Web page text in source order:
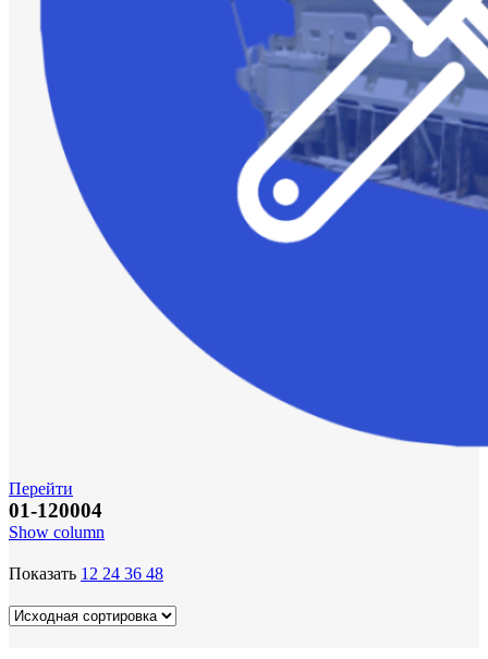
Перейти
01-120004
Show column
Показать 12 24 36 48